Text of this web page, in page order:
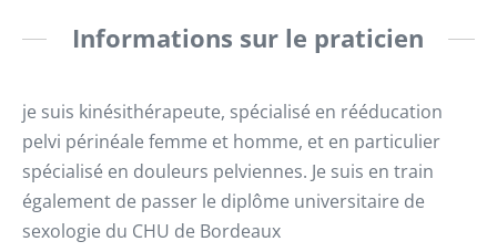
Informations sur le praticien
je suis kinésithérapeute, spécialisé en rééducation
pelvi périnéale femme et homme, et en particulier
spécialisé en douleurs pelviennes. Je suis en train
également de passer le diplôme universitaire de
sexologie du CHU de Bordeaux